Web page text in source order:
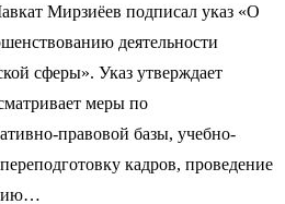
Мирзиёев подписал указ «О
деятельности
сферы». Указ утверждает
меры по
правовой базы, учебно-
кадров, проведение